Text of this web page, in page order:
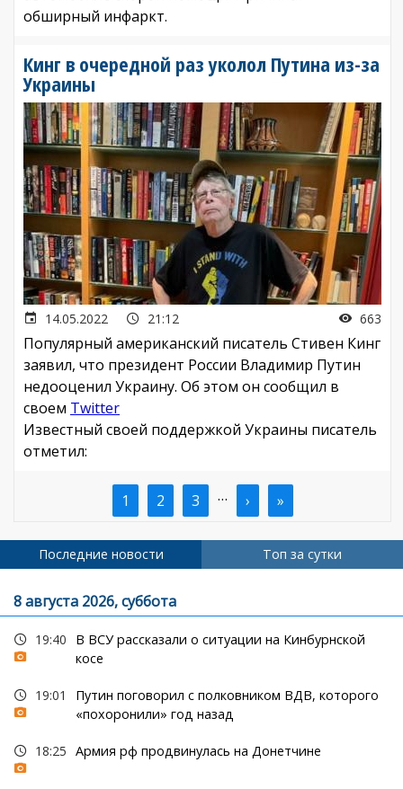
обширный инфаркт.
Кинг в очередной раз уколол Путина из-за
Украины
14.05.2022 21:12 663
Популярный американский писатель Стивен Кинг
заявил, что президент России Владимир Путин
недооценил Украину. Об этом он сообщил в
своем Twitter
Известный своей поддержкой Украины писатель
отметил:
Текущая
страница
1 Страница
2 Страница
3 … Следующая
страница
› Последняя
страница
»
Последние новости Топ за сутки
8 августа 2026, суббота
19:40
В ВСУ рассказали о ситуации на Кинбурнской
косе
19:01
Путин поговорил с полковником ВДВ, которого
«похоронили» год назад
18:25 Армия рф продвинулась на Донетчине